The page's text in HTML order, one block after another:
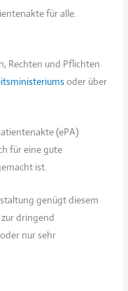
für alle.
Rechten und Pflichten
oder über
(ePA)
für eine gute
ist.
genügt diesem
dringend
nur sehr